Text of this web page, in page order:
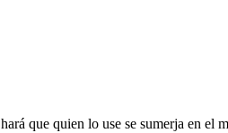
hará que quien lo use se sumerja en el